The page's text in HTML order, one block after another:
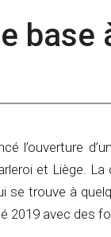
base
l’ouverture
et Liège.
se trouve à
2019 avec des